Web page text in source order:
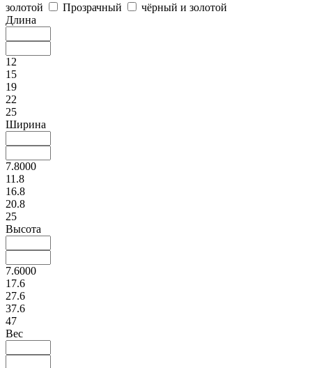
золотой
Прозрачный
чёрный и золотой
Длина
12
15
19
22
25
Ширина
7.8000
11.8
16.8
20.8
25
Высота
7.6000
17.6
27.6
37.6
47
Вес